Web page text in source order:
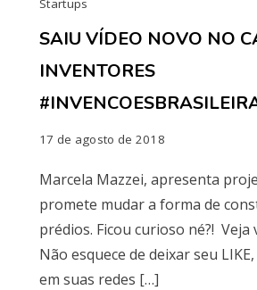
Startups
SAIU VÍDEO NOVO NO
INVENTORES
17 de agosto de 2018
Marcela Mazzei, apresenta
promete mudar a forma de
prédios. Ficou curioso né?! Veja
Não esquece de deixar seu
em suas redes […]